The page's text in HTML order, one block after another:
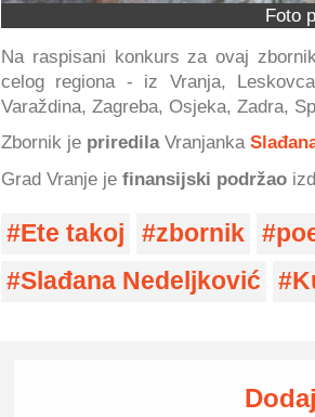
Foto
Na raspisani konkurs za ovaj
celog regiona - iz Vranja,
Varaždina, Zagreba, Osjeka, Zadra,
Zbornik je priredilaVranjanka
Grad Vranje je finansijski podržao
Ete takoj zbornik
Slađana Nedeljković